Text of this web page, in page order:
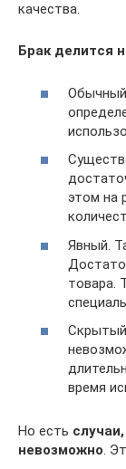
качества.
Брак делится
этом на
Явный.
товара.
время
Но есть
невозможно.